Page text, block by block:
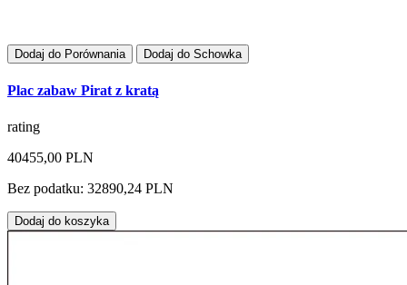
Dodaj do Porównania Dodaj do Schowka
Plac zabaw Pirat z kratą
rating
40455,00 PLN
Bez podatku: 32890,24 PLN
Dodaj do koszyka